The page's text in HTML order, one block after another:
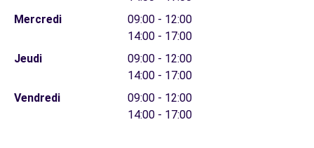
Mercredi
09:00 - 12:00
14:00 - 17:00
Jeudi
09:00 - 12:00
14:00 - 17:00
Vendredi
09:00 - 12:00
14:00 - 17:00